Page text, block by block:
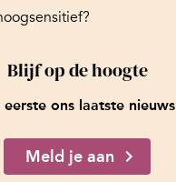
Blijf op de hoogte
eerste ons laatste nieuws
Meld je aan